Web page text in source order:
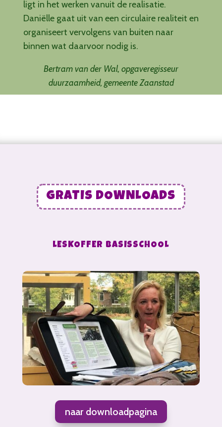
ligt in het werken vanuit de realisatie.
Daniëlle gaat uit van een circulaire realiteit en
organiseert vervolgens van buiten naar
binnen wat daarvoor nodig is.
Bertram van der Wal, opgaveregisseur
duurzaamheid, gemeente Zaanstad
GRATIS DOWNLOADS
LESKOFFER BASISSCHOOL
naar downloadpagina